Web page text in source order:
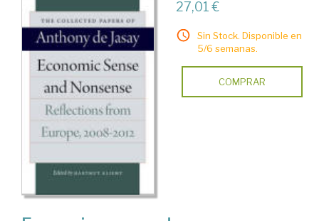
27,01 €
Sin Stock. Disponible en
5/6 semanas.
COMPRAR